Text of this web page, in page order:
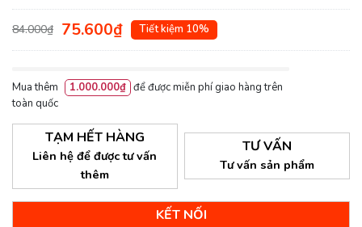
84.000₫ 75.600₫ Tiết kiệm 10%
Mua thêm 1.000.000₫ để được miễn phí giao hàng trên
toàn quốc
TẠM HẾT HÀNG
Liên hệ để được tư vấn
thêm
TƯ VẤN
Tư vấn sản phẩm
KẾT NỐI